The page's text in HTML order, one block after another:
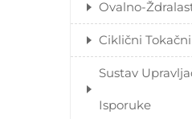
Ovalno-
Ciklični
Sustav
Isporuke